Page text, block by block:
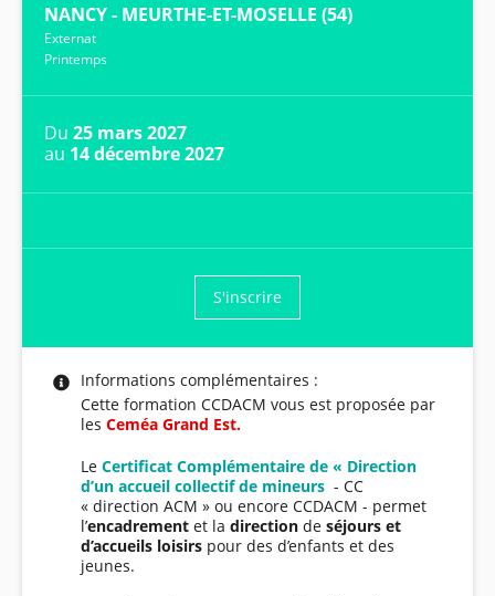
NANCY - MEURTHE-ET-MOSELLE (54)
Externat
Printemps
Du 25 mars 2027
au 14 décembre 2027
S'inscrire
Informations complémentaires :
Cette formation CCDACM vous est proposée par
les Ceméa Grand Est.
Le Certificat Complémentaire de « Direction
d’un accueil collectif de mineurs - CC
« direction ACM » ou encore CCDACM - permet
l’encadrementet la directionde séjours et
d’accueils loisirspour des d’enfants et des
jeunes.